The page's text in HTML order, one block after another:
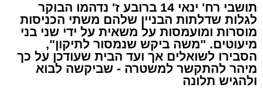
תושבי רח' ינאי 14 ברובע ז' נדהמו הבוקר
לגלות שדלתות הבניין שלהם משתי הכניסות
מוסרות ומועמסות על משאית על ידי שני בני
מיעוטים. "משה ביקש שנמסור לתיקון",
הסבירו לשואלים אך ועד הבית שעודכן על כך
מיהר להתקשר למשטרה - שביקשה לבוא
ולהגיש תלונה